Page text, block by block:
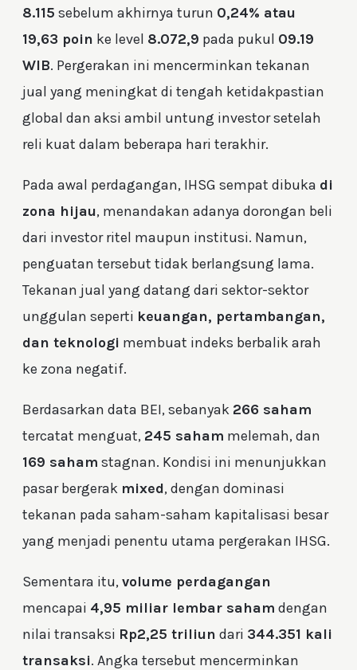
8.115 sebelum akhirnya turun 0,24% atau
19,63 poin ke level 8.072,9 pada pukul 09.19
WIB. Pergerakan ini mencerminkan tekanan
jual yang meningkat di tengah ketidakpastian
global dan aksi ambil untung investor setelah
reli kuat dalam beberapa hari terakhir.
Pada awal perdagangan, IHSG sempat dibuka di
zona hijau, menandakan adanya dorongan beli
dari investor ritel maupun institusi. Namun,
penguatan tersebut tidak berlangsung lama.
Tekanan jual yang datang dari sektor-sektor
unggulan seperti keuangan, pertambangan,
dan teknologi membuat indeks berbalik arah
ke zona negatif.
Berdasarkan data BEI, sebanyak 266 saham
tercatat menguat, 245 saham melemah, dan
169 saham stagnan. Kondisi ini menunjukkan
pasar bergerak mixed, dengan dominasi
tekanan pada saham-saham kapitalisasi besar
yang menjadi penentu utama pergerakan IHSG.
Sementara itu,volume perdagangan
mencapai 4,95 miliar lembar saham dengan
nilai transaksi Rp2,25 triliun dari 344.351 kali
transaksi. Angka tersebut mencerminkan